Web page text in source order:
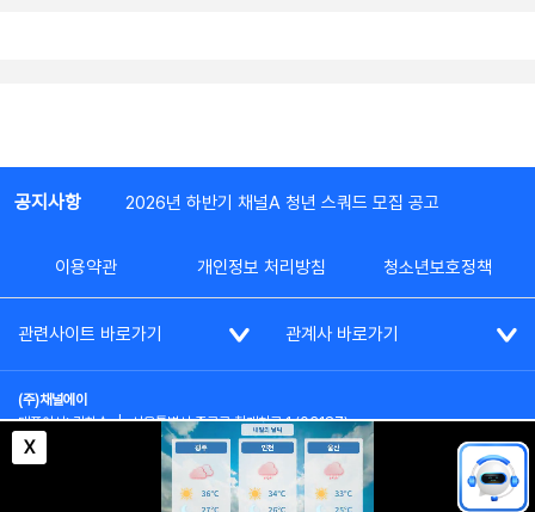
X
공지사항 2026년 하반기 채널A 청년 스쿼드 모집 공고
이용약관 개인정보 처리방침 청소년보호정책
관련사이트 바로가기 관계사 바로가기
(주)채널에이
대표이사: 김차수 | 서울특별시 종로구 청계천로 1 (03187)
부가통신사업신고: 022357호 | 사업자등록번호: 101-86-62787
대표전화: (02)2020-3114
시청자상담실: (02)2020-3100
통신판매업신고: 제2012-서울종로-0195호